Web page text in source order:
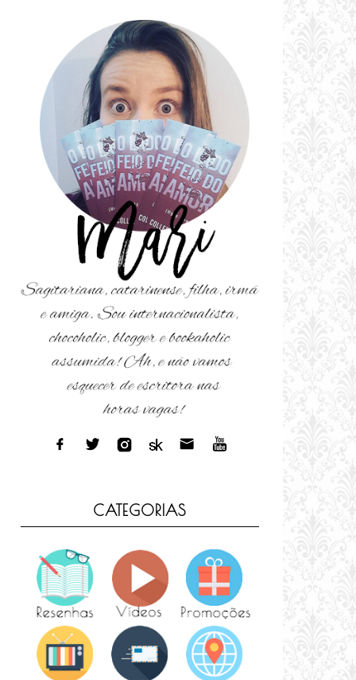
CATEGORIAS